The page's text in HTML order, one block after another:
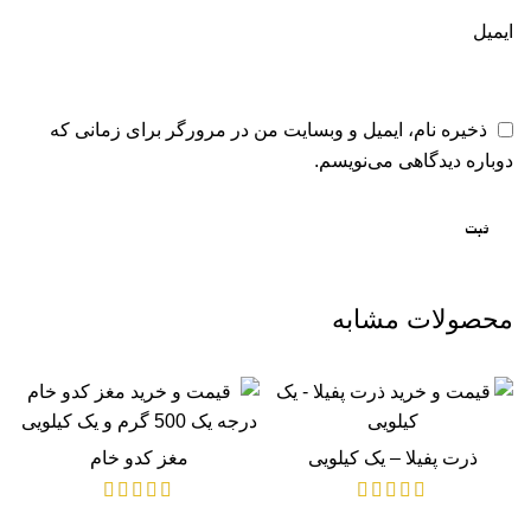
ایمیل
ذخیره نام، ایمیل و وبسایت من در مرورگر برای زمانی که
دوباره دیدگاهی می‌نویسم.
محصولات مشابه
ذرت پفیلا – یک کیلویی مغز کدو خام